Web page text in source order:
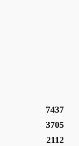
7437
3705
2112